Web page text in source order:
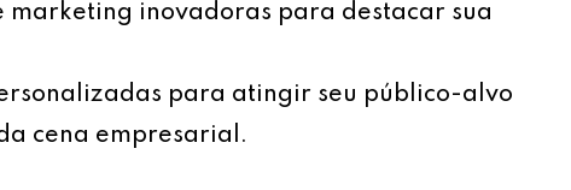
marketing inovadoras para destacar sua
para atingir seu público-alvo
cena empresarial.